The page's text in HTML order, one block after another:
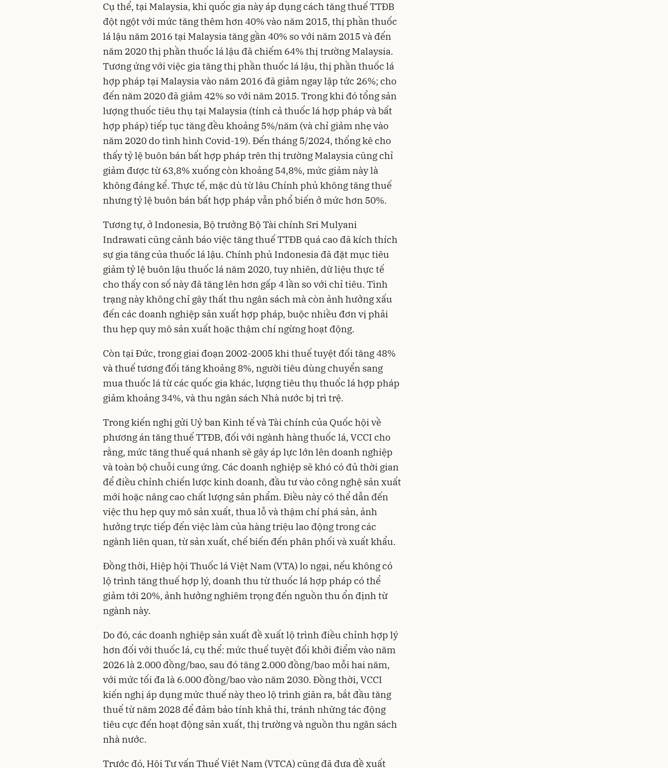
Cụ thể, tại Malaysia, khi quốc gia này áp dụng cách tăng thuế TTĐB
đột ngột với mức tăng thêm hơn 40% vào năm 2015, thị phần thuốc
lá lậu năm 2016 tại Malaysia tăng gần 40% so với năm 2015 và đến
năm 2020 thị phần thuốc lá lậu đã chiếm 64% thị trường Malaysia.
Tương ứng với việc gia tăng thị phần thuốc lá lậu, thị phần thuốc lá
hợp pháp tại Malaysia vào năm 2016 đã giảm ngay lập tức 26%; cho
đến năm 2020 đã giảm 42% so với năm 2015. Trong khi đó tổng sản
lượng thuốc tiêu thụ tại Malaysia (tính cả thuốc lá hợp pháp và bất
hợp pháp) tiếp tục tăng đều khoảng 5%/năm (và chỉ giảm nhẹ vào
năm 2020 do tình hình Covid-19). Đến tháng 5/2024, thống kê cho
thấy tỷ lệ buôn bán bất hợp pháp trên thị trường Malaysia cũng chỉ
giảm được từ 63,8% xuống còn khoảng 54,8%, mức giảm này là
không đáng kể. Thực tế, mặc dù từ lâu Chính phủ không tăng thuế
nhưng tỷ lệ buôn bán bất hợp pháp vẫn phổ biến ở mức hơn 50%.
Tương tự, ở Indonesia, Bộ trưởng Bộ Tài chính Sri Mulyani
Indrawati cũng cảnh báo việc tăng thuế TTĐB quá cao đã kích thích
sự gia tăng của thuốc lá lậu. Chính phủ Indonesia đã đặt mục tiêu
giảm tỷ lệ buôn lậu thuốc lá năm 2020, tuy nhiên, dữ liệu thực tế
cho thấy con số này đã tăng lên hơn gấp 4 lần so với chỉ tiêu. Tình
trạng này không chỉ gây thất thu ngân sách mà còn ảnh hưởng xấu
đến các doanh nghiệp sản xuất hợp pháp, buộc nhiều đơn vị phải
thu hẹp quy mô sản xuất hoặc thậm chí ngừng hoạt động.
Còn tại Đức, trong giai đoạn 2002-2005 khi thuế tuyệt đối tăng 48%
và thuế tương đối tăng khoảng 8%, người tiêu dùng chuyển sang
mua thuốc lá từ các quốc gia khác, lượng tiêu thụ thuốc lá hợp pháp
giảm khoảng 34%, và thu ngân sách Nhà nước bị trì trệ.
Trong kiến nghị gửi Uỷ ban Kinh tế và Tài chính của Quốc hội về
phương án tăng thuế TTĐB, đối với ngành hàng thuốc lá, VCCI cho
rằng, mức tăng thuế quá nhanh sẽ gây áp lực lớn lên doanh nghiệp
và toàn bộ chuỗi cung ứng. Các doanh nghiệp sẽ khó có đủ thời gian
để điều chỉnh chiến lược kinh doanh, đầu tư vào công nghệ sản xuất
mới hoặc nâng cao chất lượng sản phẩm. Điều này có thể dẫn đến
việc thu hẹp quy mô sản xuất, thua lỗ và thậm chí phá sản, ảnh
hưởng trực tiếp đến việc làm của hàng triệu lao động trong các
ngành liên quan, từ sản xuất, chế biến đến phân phối và xuất khẩu.
Đồng thời, Hiệp hội Thuốc lá Việt Nam (VTA) lo ngại, nếu không có
lộ trình tăng thuế hợp lý, doanh thu từ thuốc lá hợp pháp có thể
giảm tới 20%, ảnh hưởng nghiêm trọng đến nguồn thu ổn định từ
ngành này​.
Do đó, các doanh nghiệp sản xuất đề xuất lộ trình điều chỉnh hợp lý
hơn đối với thuốc lá, cụ thể: mức thuế tuyệt đối khởi điểm vào năm
2026 là 2.000 đồng/bao, sau đó tăng 2.000 đồng/bao mỗi hai năm,
với mức tối đa là 6.000 đồng/bao vào năm 2030. Đồng thời, VCCI
kiến nghị áp dụng mức thuế này theo lộ trình giãn ra, bắt đầu tăng
thuế từ năm 2028 để đảm bảo tính khả thi, tránh những tác động
tiêu cực đến hoạt động sản xuất, thị trường và nguồn thu ngân sách
nhà nước.
Trước đó, Hội Tư vấn Thuế Việt Nam (VTCA) cũng đã đưa đề xuất